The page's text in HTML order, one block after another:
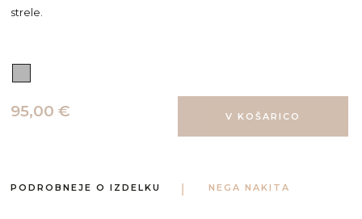
strele.
95,00 €
PODROBNEJE O IZDELKU NEGA NAKITA